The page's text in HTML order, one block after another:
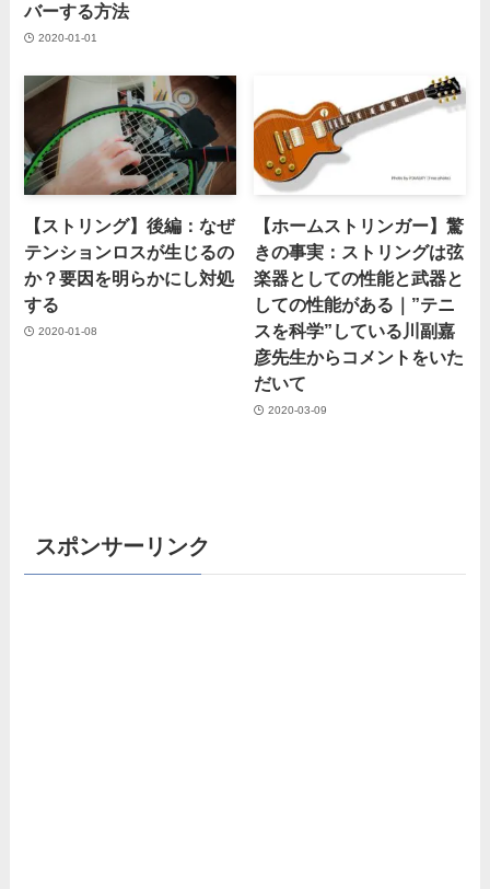
バーする方法
2020-01-01
【ストリング】後編：なぜ
テンションロスが生じるの
か？要因を明らかにし対処
する
2020-01-08
【ホームストリンガー】驚
きの事実：ストリングは弦
楽器としての性能と武器と
しての性能がある｜”テニ
スを科学”している川副嘉
彦先生からコメントをいた
だいて
2020-03-09
スポンサーリンク